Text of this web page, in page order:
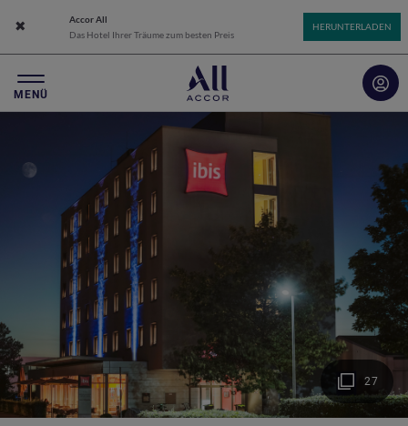
Das App-Banner schließen
Accor All
Das Hotel Ihrer Träume zum besten Preis
HERUNTERLADEN
MENÜ
27